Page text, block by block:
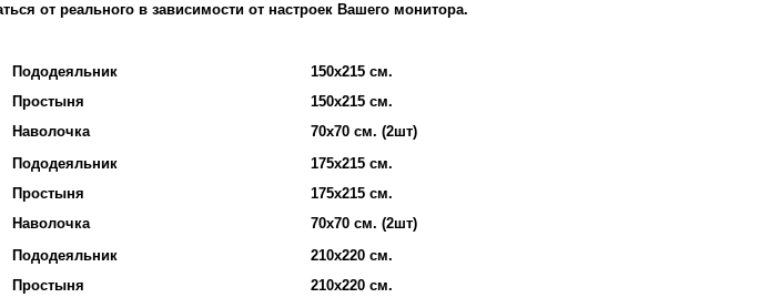
от реального в зависимости от настроек Вашего монитора.
Пододеяльник
Простыня
Наволочка
150х215 см.
150х215 см.
70х70 см. (2шт)
Пододеяльник
Простыня
Наволочка
175х215 см.
175х215 см.
70х70 см. (2шт)
Пододеяльник
Простыня
210х220 см.
210х220 см.